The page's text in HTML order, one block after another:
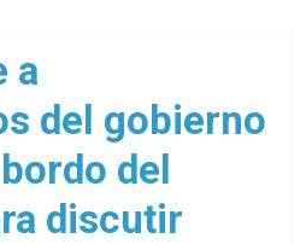
a
del gobierno
del
discutir